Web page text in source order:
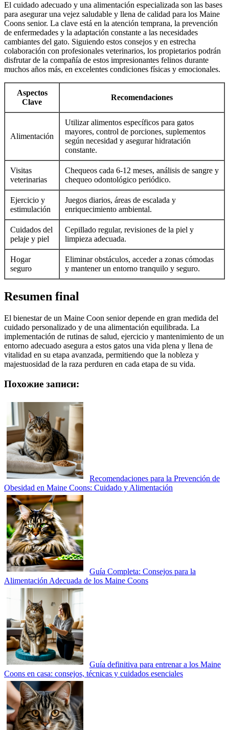
El cuidado adecuado y una alimentación especializada son las bases
para asegurar una vejez saludable y llena de calidad para los Maine
Coons senior. La clave está en la atención temprana, la prevención
de enfermedades y la adaptación constante a las necesidades
cambiantes del gato. Siguiendo estos consejos y en estrecha
colaboración con profesionales veterinarios, los propietarios podrán
disfrutar de la compañía de estos impresionantes felinos durante
muchos años más, en excelentes condiciones físicas y emocionales.
Aspectos
Clave
Recomendaciones
Alimentación
Utilizar alimentos específicos para gatos
mayores, control de porciones, suplementos
según necesidad y asegurar hidratación
constante.
Visitas
veterinarias
Chequeos cada 6-12 meses, análisis de sangre y
chequeo odontológico periódico.
Ejercicio y
estimulación
Juegos diarios, áreas de escalada y
enriquecimiento ambiental.
Cuidados del
pelaje y piel
Cepillado regular, revisiones de la piel y
limpieza adecuada.
Hogar
seguro
Eliminar obstáculos, acceder a zonas cómodas
y mantener un entorno tranquilo y seguro.
Resumen final
El bienestar de un Maine Coon senior depende en gran medida del
cuidado personalizado y de una alimentación equilibrada. La
implementación de rutinas de salud, ejercicio y mantenimiento de un
entorno adecuado asegura a estos gatos una vida plena y llena de
vitalidad en su etapa avanzada, permitiendo que la nobleza y
majestuosidad de la raza perduren en cada etapa de su vida.
Похожие записи:
Recomendaciones para la Prevención de
Obesidad en Maine Coons: Cuidado y Alimentación
Guía Completa: Consejos para la
Alimentación Adecuada de los Maine Coons
Guía definitiva para entrenar a los Maine
Coons en casa: consejos, técnicas y cuidados esenciales